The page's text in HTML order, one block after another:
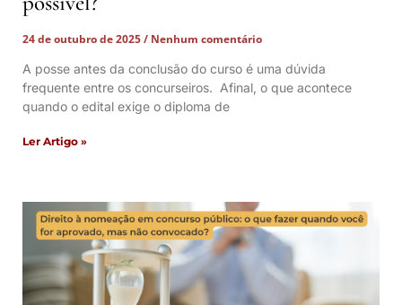
24 de outubro de 2025
Nenhum comentário
A posse antes da conclusão do curso é uma dúvida
frequente entre os concurseiros. Afinal, o que acontece
quando o edital exige o diploma de
Ler Artigo »